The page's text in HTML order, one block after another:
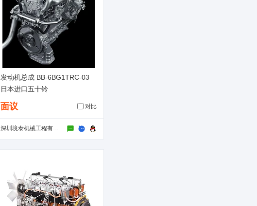
发动机总成 BB-6BG1TRC-03
日本进口五十铃
面议 对比
深圳境泰机械工程有限公司